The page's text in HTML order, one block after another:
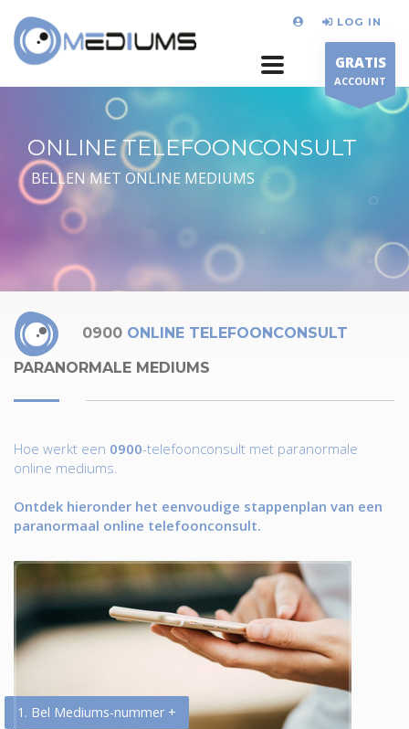
LOG IN
GRATIS
ACCOUNT
ONLINE TELEFOONCONSULT
BELLEN MET ONLINE MEDIUMS
0900 ONLINE TELEFOONCONSULT
PARANORMALE MEDIUMS
Hoe werkt een 0900-telefoonconsult met paranormale
online mediums.
Ontdek hieronder het eenvoudige stappenplan van een
paranormaal online telefoonconsult.
1. Bel Mediums-nummer +